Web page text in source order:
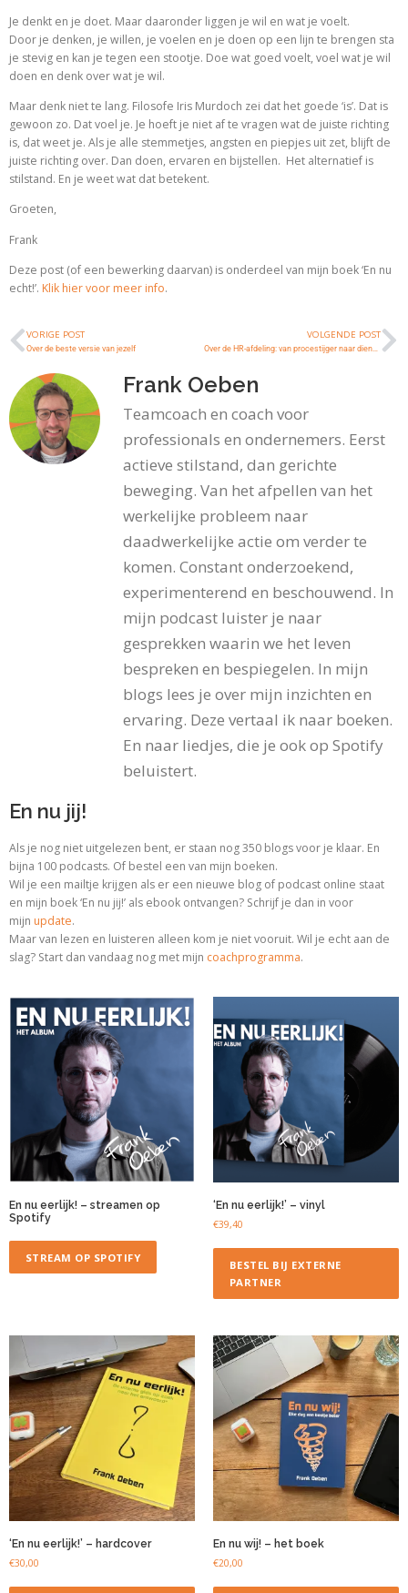
Je denkt en je doet. Maar daaronder liggen je wil en wat je voelt.
Door je denken, je willen, je voelen en je doen op een lijn te brengen sta
je stevig en kan je tegen een stootje. Doe wat goed voelt, voel wat je wil
doen en denk over wat je wil.
Maar denk niet te lang. Filosofe Iris Murdoch zei dat het goede ‘is’. Dat is
gewoon zo. Dat voel je. Je hoeft je niet af te vragen wat de juiste richting
is, dat weet je. Als je alle stemmetjes, angsten en piepjes uit zet, blijft de
juiste richting over. Dan doen, ervaren en bijstellen. Het alternatief is
stilstand. En je weet wat dat betekent.
Groeten,
Frank
Deze post (of een bewerking daarvan) is onderdeel van mijn boek ‘En nu
echt!’. Klik hier voor meer info.
VORIGE POST
Over de beste versie van jezelf
VOLGENDE POST
Over de HR-afdeling: van procestijger naar dienende coach van het management
Frank Oeben
Teamcoach en coach voor
professionals en ondernemers. Eerst
actieve stilstand, dan gerichte
beweging. Van het afpellen van het
werkelijke probleem naar
daadwerkelijke actie om verder te
komen. Constant onderzoekend,
experimenterend en beschouwend. In
mijn podcast luister je naar
gesprekken waarin we het leven
bespreken en bespiegelen. In mijn
blogs lees je over mijn inzichten en
ervaring. Deze vertaal ik naar boeken.
En naar liedjes, die je ook op Spotify
beluistert.
En nu jij!
Als je nog niet uitgelezen bent, er staan nog 350 blogs voor je klaar. En
bijna 100 podcasts. Of bestel een van mijn boeken.
Wil je een mailtje krijgen als er een nieuwe blog of podcast online staat
en mijn boek ‘En nu jij!’ als ebook ontvangen? Schrijf je dan in voor
mijn update.
Maar van lezen en luisteren alleen kom je niet vooruit. Wil je echt aan de
slag? Start dan vandaag nog met mijn coachprogramma.
En nu eerlijk! – streamen op
Spotify
STREAM OP SPOTIFY
‘En nu eerlijk!’ – vinyl
€39,40
BESTEL BIJ EXTERNE
PARTNER
‘En nu eerlijk!’ – hardcover
€30,00
En nu wij! – het boek
€20,00